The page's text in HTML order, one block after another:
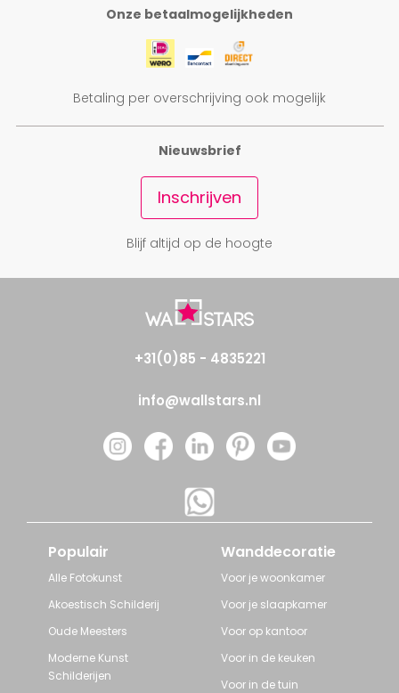
Onze betaalmogelijkheden
Betaling per overschrijving ook mogelijk
Nieuwsbrief
Inschrijven
Blijf altijd op de hoogte
+31(0)85 - 4835221
info@wallstars.nl
Populair
Alle Fotokunst
Akoestisch Schilderij
Oude Meesters
Moderne Kunst
Schilderijen
Wanddecoratie
Voor je woonkamer
Voor je slaapkamer
Voor op kantoor
Voor in de keuken
Voor in de tuin